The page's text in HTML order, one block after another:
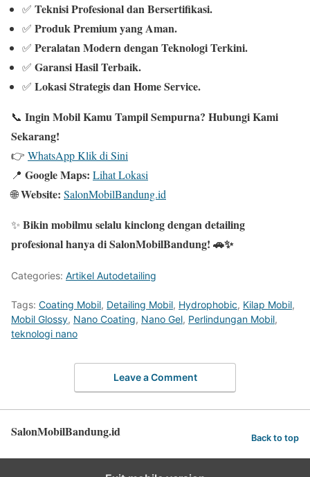
✅ Teknisi Profesional dan Bersertifikasi.
✅ Produk Premium yang Aman.
✅ Peralatan Modern dengan Teknologi Terkini.
✅ Garansi Hasil Terbaik.
✅ Lokasi Strategis dan Home Service.
📞 Ingin Mobil Kamu Tampil Sempurna? Hubungi Kami
Sekarang!
👉 WhatsApp Klik di Sini
📍 Google Maps: Lihat Lokasi
🌐Website: SalonMobilBandung.id
✨ Bikin mobilmu selalu kinclong dengan detailing
profesional hanya di SalonMobilBandung! 🚗✨
Categories: Artikel Autodetailing
Tags: Coating Mobil, Detailing Mobil, Hydrophobic, Kilap Mobil,
Mobil Glossy, Nano Coating, Nano Gel, Perlindungan Mobil,
teknologi nano
Leave a Comment
SalonMobilBandung.id Back to top